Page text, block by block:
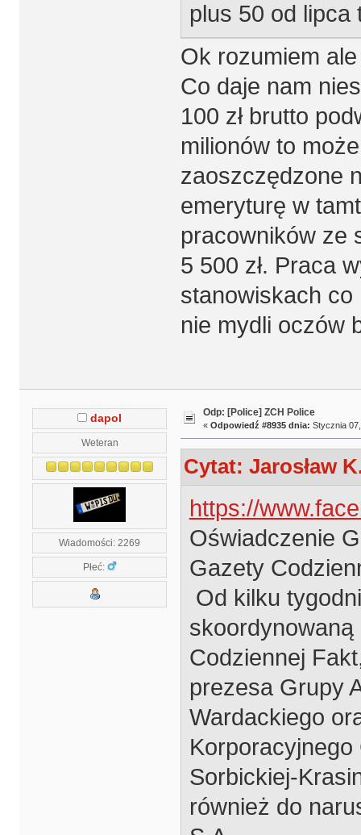
plus 50 od lipca
Ok rozumiem
Co daje nam
100 zł brutto
milionów to
zaoszczędzone
emeryturę w
pracowników ze
5 500 zł. Praca
stanowiskach co
nie mydli oczów
dapol
Weteran
Wiadomości: 2269
Płeć:
Odp: [Police] ZCH Police
« Odpowiedź #8935 dnia: Stycznia
Cytat: Jarosław
https://
Oświadczenie
Gazety
Od kilku
Codziennej
prezesa Grupy
Wardackiego
Sorbickiej-
również do